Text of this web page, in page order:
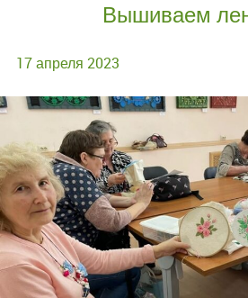
Вышиваем
17 апреля 2023